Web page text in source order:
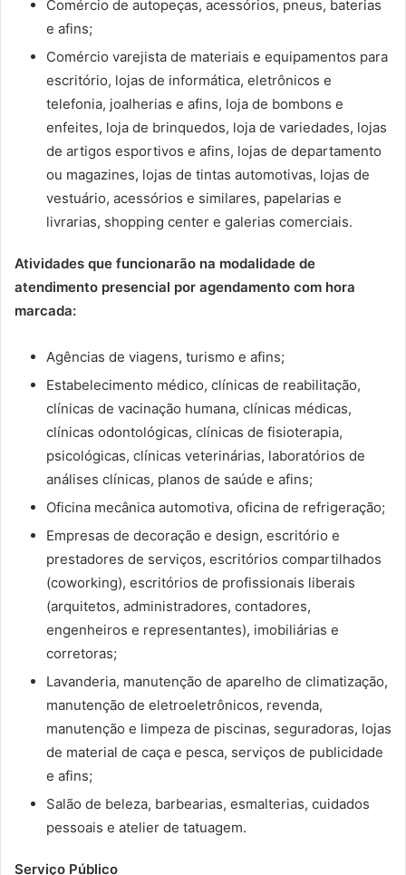
Comércio de autopeças, acessórios, pneus, baterias
e afins;
Comércio varejista de materiais e equipamentos para
escritório, lojas de informática, eletrônicos e
telefonia, joalherias e afins, loja de bombons e
enfeites, loja de brinquedos, loja de variedades, lojas
de artigos esportivos e afins, lojas de departamento
ou magazines, lojas de tintas automotivas, lojas de
vestuário, acessórios e similares, papelarias e
livrarias, shopping center e galerias comerciais.
Atividades que funcionarão na modalidade de
atendimento presencial por agendamento com hora
marcada:
Agências de viagens, turismo e afins;
Estabelecimento médico, clínicas de reabilitação,
clínicas de vacinação humana, clínicas médicas,
clínicas odontológicas, clínicas de fisioterapia,
psicológicas, clínicas veterinárias, laboratórios de
análises clínicas, planos de saúde e afins;
Oficina mecânica automotiva, oficina de refrigeração;
Empresas de decoração e design, escritório e
prestadores de serviços, escritórios compartilhados
(coworking), escritórios de profissionais liberais
(arquitetos, administradores, contadores,
engenheiros e representantes), imobiliárias e
corretoras;
Lavanderia, manutenção de aparelho de climatização,
manutenção de eletroeletrônicos, revenda,
manutenção e limpeza de piscinas, seguradoras, lojas
de material de caça e pesca, serviços de publicidade
e afins;
Salão de beleza, barbearias, esmalterias, cuidados
pessoais e atelier de tatuagem.
Serviço Público